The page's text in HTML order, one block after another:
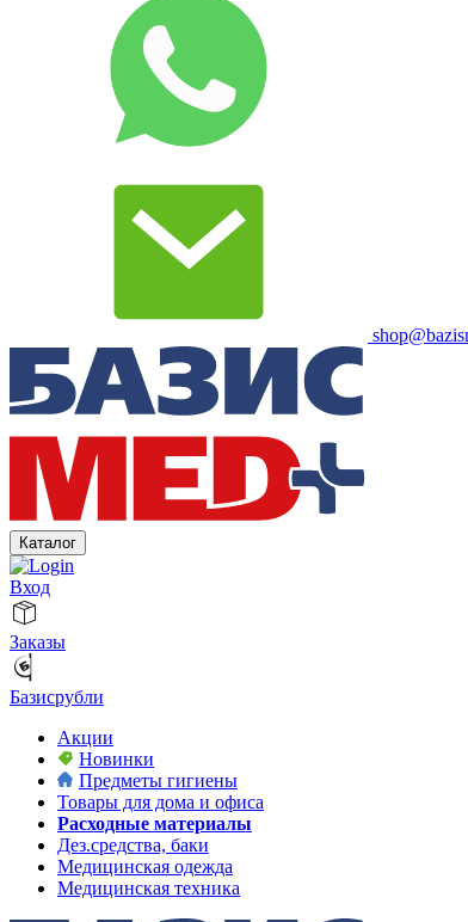
Каталог
Вход
Заказы
Базисрубли
Акции
Новинки
Предметы гигиены
Товары для дома и офиса
Расходные материалы
Дез.средства, баки
Медицинская одежда
Медицинская техника